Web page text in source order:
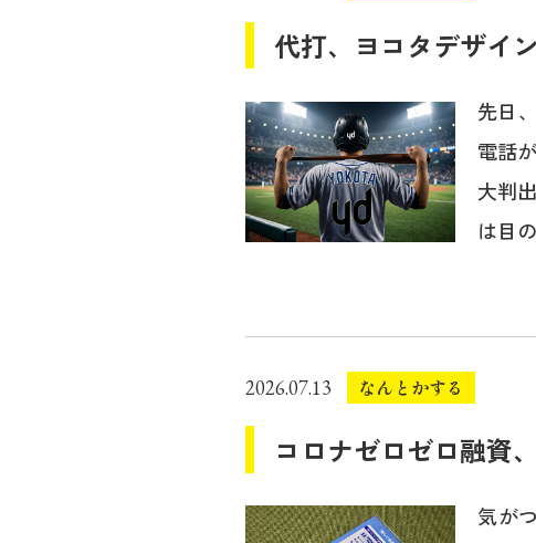
代打、ヨコタデザイ
先日
電話
大判
は目
2026.07.13 なんとかする
コロナゼロゼロ融資
気が